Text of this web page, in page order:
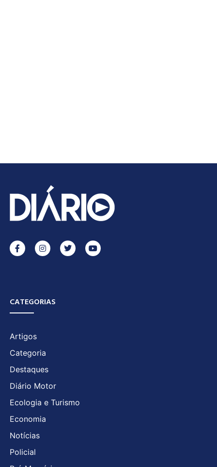
CATEGORIAS
Artigos
Categoria
Destaques
Diário Motor
Ecologia e Turismo
Economia
Notícias
Policial